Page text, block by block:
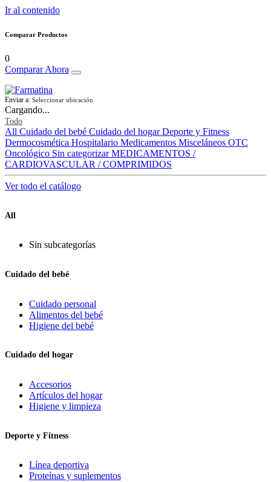
Ir al contenido
Comparar Productos
0
Comparar Ahora
Enviar a: Seleccionar ubicación
Cargando...
Todo
All Cuidado del bebé Cuidado del hogar Deporte y Fitness
Dermocosmética Hospitalario Medicamentos Misceláneos OTC
Oncológico Sin categorizar MEDICAMENTOS /
CARDIOVASCULAR / COMPRIMIDOS
Ver todo el catálogo
All
Sin subcategorías
Cuidado del bebé
Cuidado personal
Alimentos del bebé
Higiene del bebé
Cuidado del hogar
Accesorios
Artículos del hogar
Higiene y limpieza
Deporte y Fitness
Línea deportiva
Proteínas y suplementos